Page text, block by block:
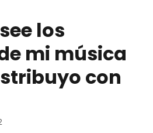
los
mi música
con